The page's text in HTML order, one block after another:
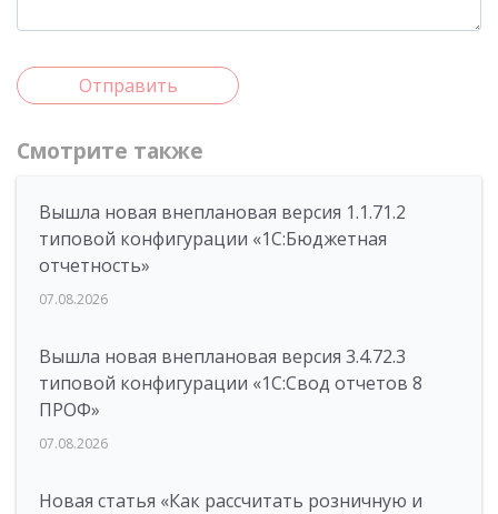
Отправить
Смотрите также
Вышла новая внеплановая версия 1.1.71.2
типовой конфигурации «1C:Бюджетная
отчетность»
07.08.2026
Вышла новая внеплановая версия 3.4.72.3
типовой конфигурации «1C:Свод отчетов 8
ПРОФ»
07.08.2026
Новая статья «Как рассчитать розничную и